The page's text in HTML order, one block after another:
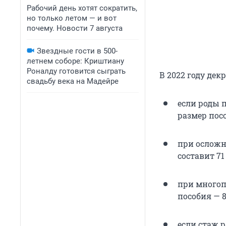
Рабочий день хотят сократить,
но только летом — и вот
почему. Новости 7 августа
Звездные гости в 500-
летнем соборе: Криштиану
Роналду готовится сыграть
свадьбу века на Мадейре
В 2022 году
если роды
размер
при
составит
при
пособия —